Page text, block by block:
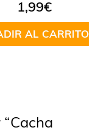
1,99€
AL CARRITO